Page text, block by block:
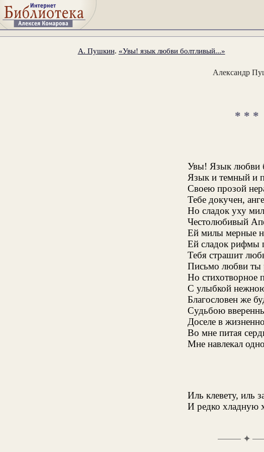
А. Пушкин. «Увы! язык любви болтливый...»
Александр
* * *
Увы! Язык любви
Язык и темный и
Своею прозой
Тебе докучен,
Но сладок уху
Честолюбивый
Ей милы мерные
Ей сладок рифмы
Тебя страшит
Письмо любви ты
Но стихотворное
С улыбкой
Благословен же
Судьбою
Доселе в
Во мне питая
Мне навлекал
Иль клевету, иль
И редко хладную
✦